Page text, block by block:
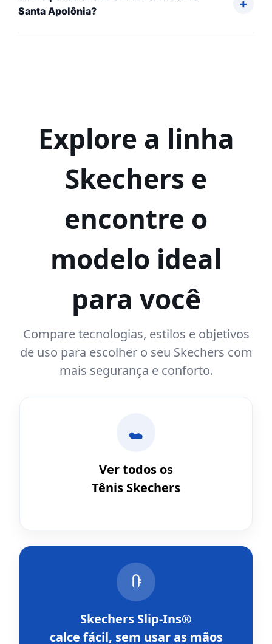
Santa Apolônia?
Explore a linha
Skechers e
encontre o
modelo ideal
para você
Compare tecnologias, estilos e objetivos
de uso para escolher o seu Skechers com
mais segurança e conforto.
Ver todos os
Tênis Skechers
Skechers Slip-Ins®
calce fácil, sem usar as mãos